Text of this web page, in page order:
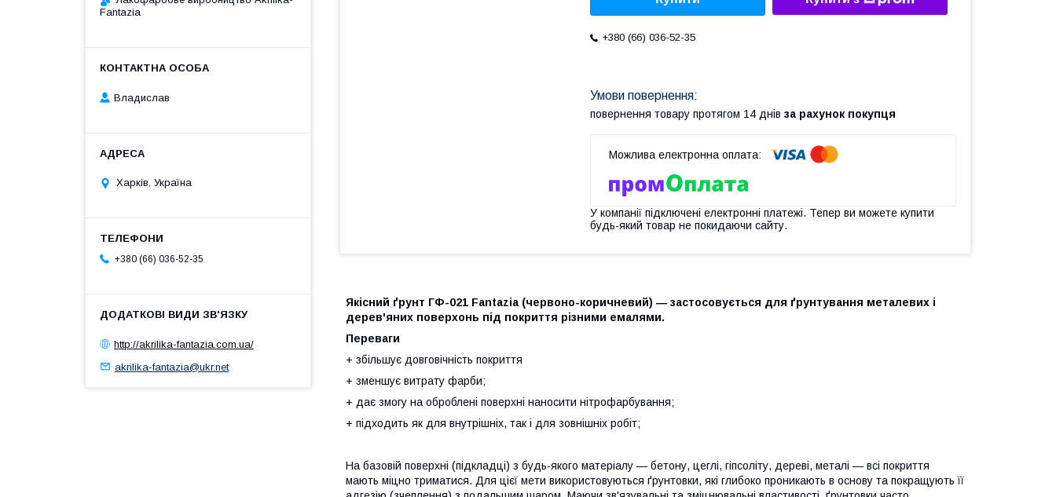
+380 (66) 036-52-35
повернення товару протягом 14 днів за рахунок покупця
У компанії підключені електронні платежі. Тепер ви можете купити
будь-який товар не покидаючи сайту.
Якісний ґрунт ГФ-021 Fantazia (червоно-коричневий) ― застосовується для ґрунтування металевих і
дерев'яних поверхонь під покриття різними емалями.
Переваги
+ збільшує довговічність покриття
+ зменшує витрату фарби;
+ дає змогу на оброблені поверхні наносити нітрофарбування;
+ підходить як для внутрішніх, так і для зовнішніх робіт;
На базовій поверхні (підкладці) з будь-якого матеріалу — бетону, цеглі, гіпсоліту, дереві, металі — всі покриття
мають міцно триматися. Для цієї мети використовуються ґрунтовки, які глибоко проникають в основу та покращують її
Fantazia
Владислав
Харків, Україна
+380 (66) 036-52-35
http://akrilika-fantazia.com.ua/
akrilika-fantazia@ukr.net